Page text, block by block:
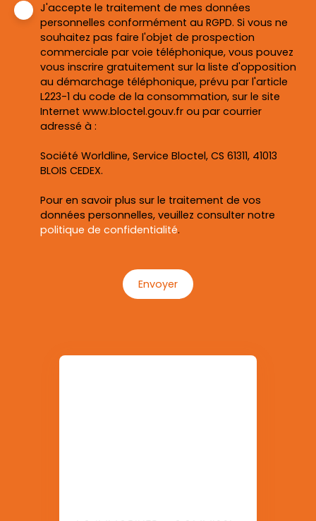
J'accepte le traitement de mes données
personnelles conformément au RGPD. Si vous ne
souhaitez pas faire l'objet de prospection
commerciale par voie téléphonique, vous pouvez
vous inscrire gratuitement sur la liste d'opposition
au démarchage téléphonique, prévu par l'article
L223-1 du code de la consommation, sur le site
Internet www.bloctel.gouv.fr ou par courrier
adressé à :
Société Worldline, Service Bloctel, CS 61311, 41013
BLOIS CEDEX.
Pour en savoir plus sur le traitement de vos
données personnelles, veuillez consulter notre
politique de confidentialité.
Envoyer